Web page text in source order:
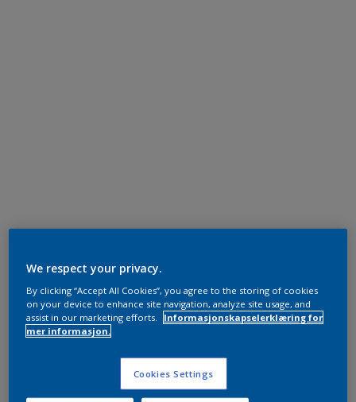
We respect your privacy.
By clicking “Accept All Cookies”, you agree to the storing of cookies
on your device to enhance site navigation, analyze site usage, and
assist in our marketing efforts.
Informasjonskapselerklæring for
mer informasjon.
Cookies Settings